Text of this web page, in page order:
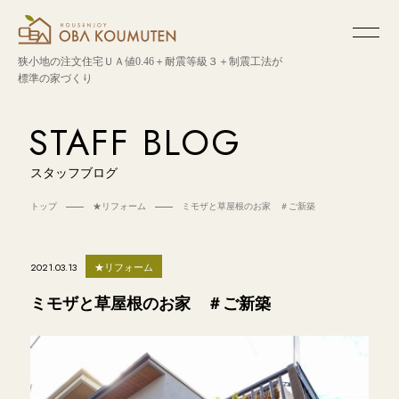
狭小地の注文住宅ＵＡ値0.46＋耐震等級３＋制震工法が
標準の家づくり
STAFF BLOG
スタッフブログ
トップ ★リフォーム ミモザと草屋根のお家 ＃ご新築
2021.03.13 ★リフォーム
ミモザと草屋根のお家 ＃ご新築